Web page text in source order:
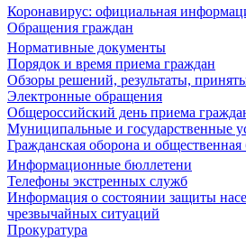
Коронавирус: официальная
Обращения граждан
Нормативные документы
Порядок и время приема граждан
Обзоры решений, результаты,
Электронные обращения
Общероссийский день приема
Муниципальные и государственные
Гражданская оборона и общественная
Информационные бюллетени
Телефоны экстренных служб
Информация о состоянии защиты
чрезвычайных ситуаций
Прокуратура